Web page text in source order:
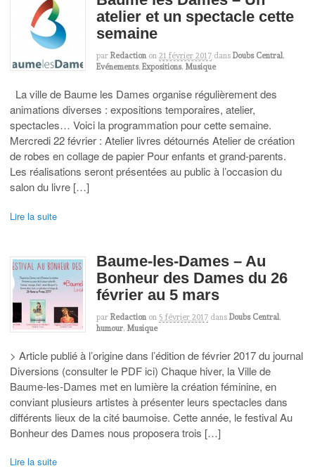
atelier et un spectacle cette
semaine
par Redaction on 21 février 2017 dans Doubs Central,
Evénements, Expositions, Musique
La ville de Baume les Dames organise régulièrement des
animations diverses : expositions temporaires, atelier,
spectacles… Voici la programmation pour cette semaine.
Mercredi 22 février : Atelier livres détournés Atelier de création
de robes en collage de papier Pour enfants et grand-parents.
Les réalisations seront présentées au public à l’occasion du
salon du livre […]
Lire la suite
Baume-les-Dames – Au
Bonheur des Dames du 26
février au 5 mars
par Redaction on 5 février 2017 dans Doubs Central,
humour, Musique
> Article publié à l’origine dans l’édition de février 2017 du journal
Diversions (consulter le PDF ici) Chaque hiver, la Ville de
Baume-les-Dames met en lumière la création féminine, en
conviant plusieurs artistes à présenter leurs spectacles dans
différents lieux de la cité baumoise. Cette année, le festival Au
Bonheur des Dames nous proposera trois […]
Lire la suite